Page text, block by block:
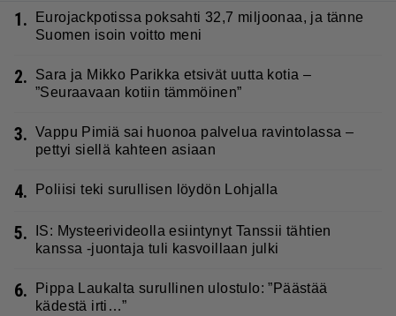
1.
Eurojackpotissa poksahti 32,7 miljoonaa, ja tänne
Suomen isoin voitto meni
2.
Sara ja Mikko Parikka etsivät uutta kotia –
”Seuraavaan kotiin tämmöinen”
3. Vappu Pimiä sai huonoa palvelua ravintolassa –
pettyi siellä kahteen asiaan
4. Poliisi teki surullisen löydön Lohjalla
5.
IS: Mysteerivideolla esiintynyt Tanssii tähtien
kanssa -juontaja tuli kasvoillaan julki
6.
Pippa Laukalta surullinen ulostulo: ”Päästää
kädestä irti…”